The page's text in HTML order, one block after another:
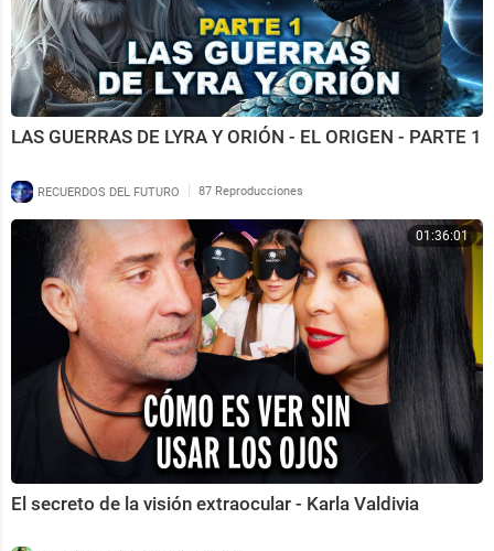
LAS GUERRAS DE LYRA Y ORIÓN - EL ORIGEN - PARTE 1
RECUERDOS DEL FUTURO | 87 Reproducciones
01:36:01
El secreto de la visión extraocular - Karla Valdivia